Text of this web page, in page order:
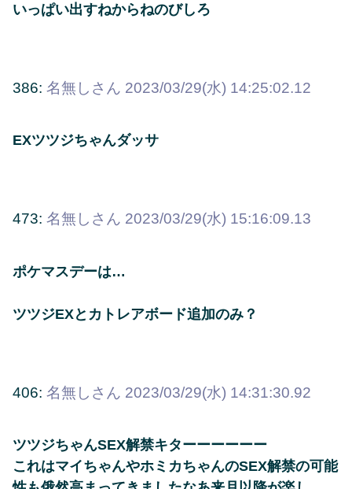
いっぱい出すねからねのびしろ
386: 名無しさん 2023/03/29(水) 14:25:02.12
EXツツジちゃんダッサ
473: 名無しさん 2023/03/29(水) 15:16:09.13
ポケマスデーは…
ツツジEXとカトレアボード追加のみ？
406: 名無しさん 2023/03/29(水) 14:31:30.92
ツツジちゃんSEX解禁キターーーーーー
これはマイちゃんやホミカちゃんのSEX解禁の可能